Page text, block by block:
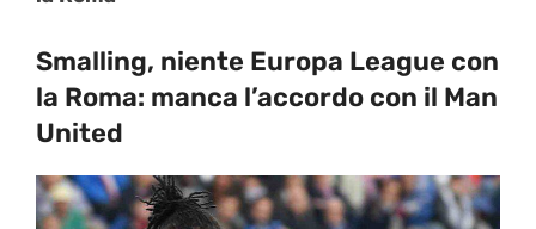
Smalling, niente Europa League con
la Roma: manca l’accordo con il Man
United